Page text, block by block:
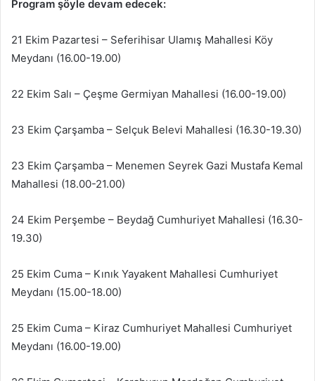
Program şöyle devam edecek:
21 Ekim Pazartesi – Seferihisar Ulamış Mahallesi Köy
Meydanı (16.00-19.00)
22 Ekim Salı – Çeşme Germiyan Mahallesi (16.00-19.00)
23 Ekim Çarşamba – Selçuk Belevi Mahallesi (16.30-19.30)
23 Ekim Çarşamba – Menemen Seyrek Gazi Mustafa Kemal
Mahallesi (18.00-21.00)
24 Ekim Perşembe – Beydağ Cumhuriyet Mahallesi (16.30-
19.30)
25 Ekim Cuma – Kınık Yayakent Mahallesi Cumhuriyet
Meydanı (15.00-18.00)
25 Ekim Cuma – Kiraz Cumhuriyet Mahallesi Cumhuriyet
Meydanı (16.00-19.00)